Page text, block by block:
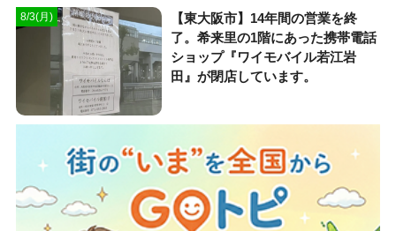
8/3(月)
【東大阪市】14年間の営業を終
了。希来里の1階にあった携帯電話
ショップ『ワイモバイル若江岩
田』が閉店しています。